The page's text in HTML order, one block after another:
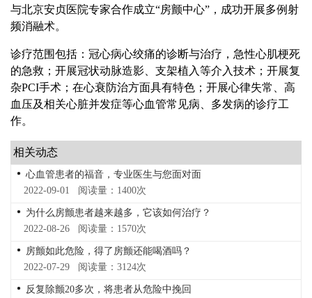
与北京安贞医院专家合作成立“房颤中心”，成功开展多例射
频消融术。
诊疗范围包括：冠心病心绞痛的诊断与治疗，急性心肌梗死
的急救；开展冠状动脉造影、支架植入等介入技术；开展复
杂PCI手术；在心衰防治方面具有特色；开展心律失常、高
血压及相关心脏并发症等心血管常见病、多发病的诊疗工
作。
相关动态
心血管患者的福音，专业医生与您面对面
2022-09-01 阅读量：1400次
为什么房颤患者越来越多，它该如何治疗？
2022-08-26 阅读量：1570次
房颤如此危险，得了房颤还能喝酒吗？
2022-07-29 阅读量：3124次
反复除颤20多次，将患者从危险中挽回